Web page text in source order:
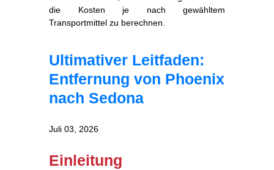
die Kosten je nach gewähltem
Transportmittel zu berechnen.
Ultimativer Leitfaden:
Entfernung von Phoenix
nach Sedona
Juli 03, 2026
Einleitung